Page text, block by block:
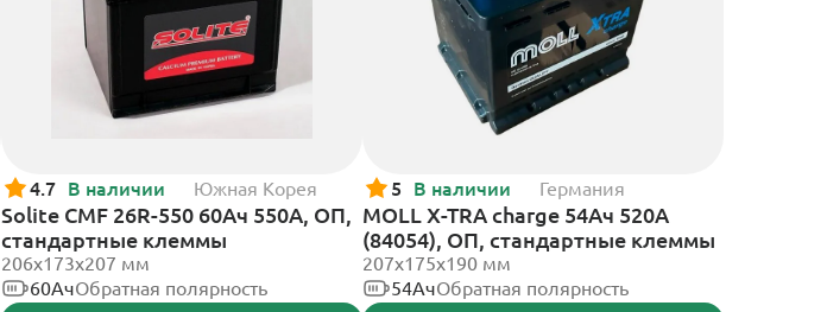
4.7 В наличии Южная Корея
Solite CMF 26R-550 60Ач 550А, ОП,
стандартные клеммы
206x173x207 мм
60АчОбратная полярность
5 В наличии Германия
MOLL X-TRA charge 54Ач 520А
(84054), ОП, стандартные клеммы
207x175x190 мм
54АчОбратная полярность